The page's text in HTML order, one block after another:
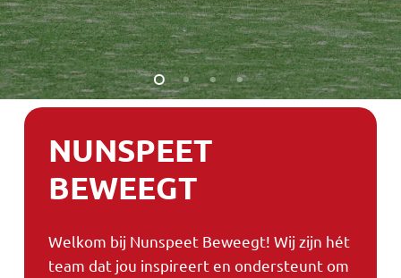
NUNSPEET
BEWEEGT
Welkom bij Nunspeet Beweegt! Wij zijn hét
team dat jou inspireert en ondersteunt om